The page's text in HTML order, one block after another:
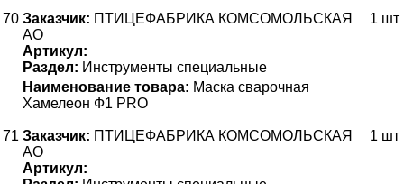
70 Заказчик: ПТИЦЕФАБРИКА КОМСОМОЛЬСКАЯ
АО
Артикул:
Раздел: Инструменты специальные
1 шт
71
Наименование товара: Маска сварочная
Хамелеон Ф1 PRO
Заказчик: ПТИЦЕФАБРИКА КОМСОМОЛЬСКАЯ
АО
Артикул:
1 шт